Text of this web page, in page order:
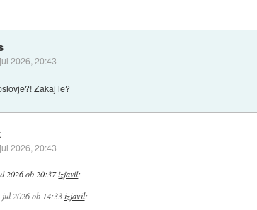
2026, 20:43
Zakaj le?
2026, 20:43
2026 ob 20:37izjavil:
jul 2026 ob 14:33 izjavil: